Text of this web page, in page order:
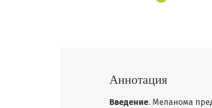
Аннотация
Введение. Меланома